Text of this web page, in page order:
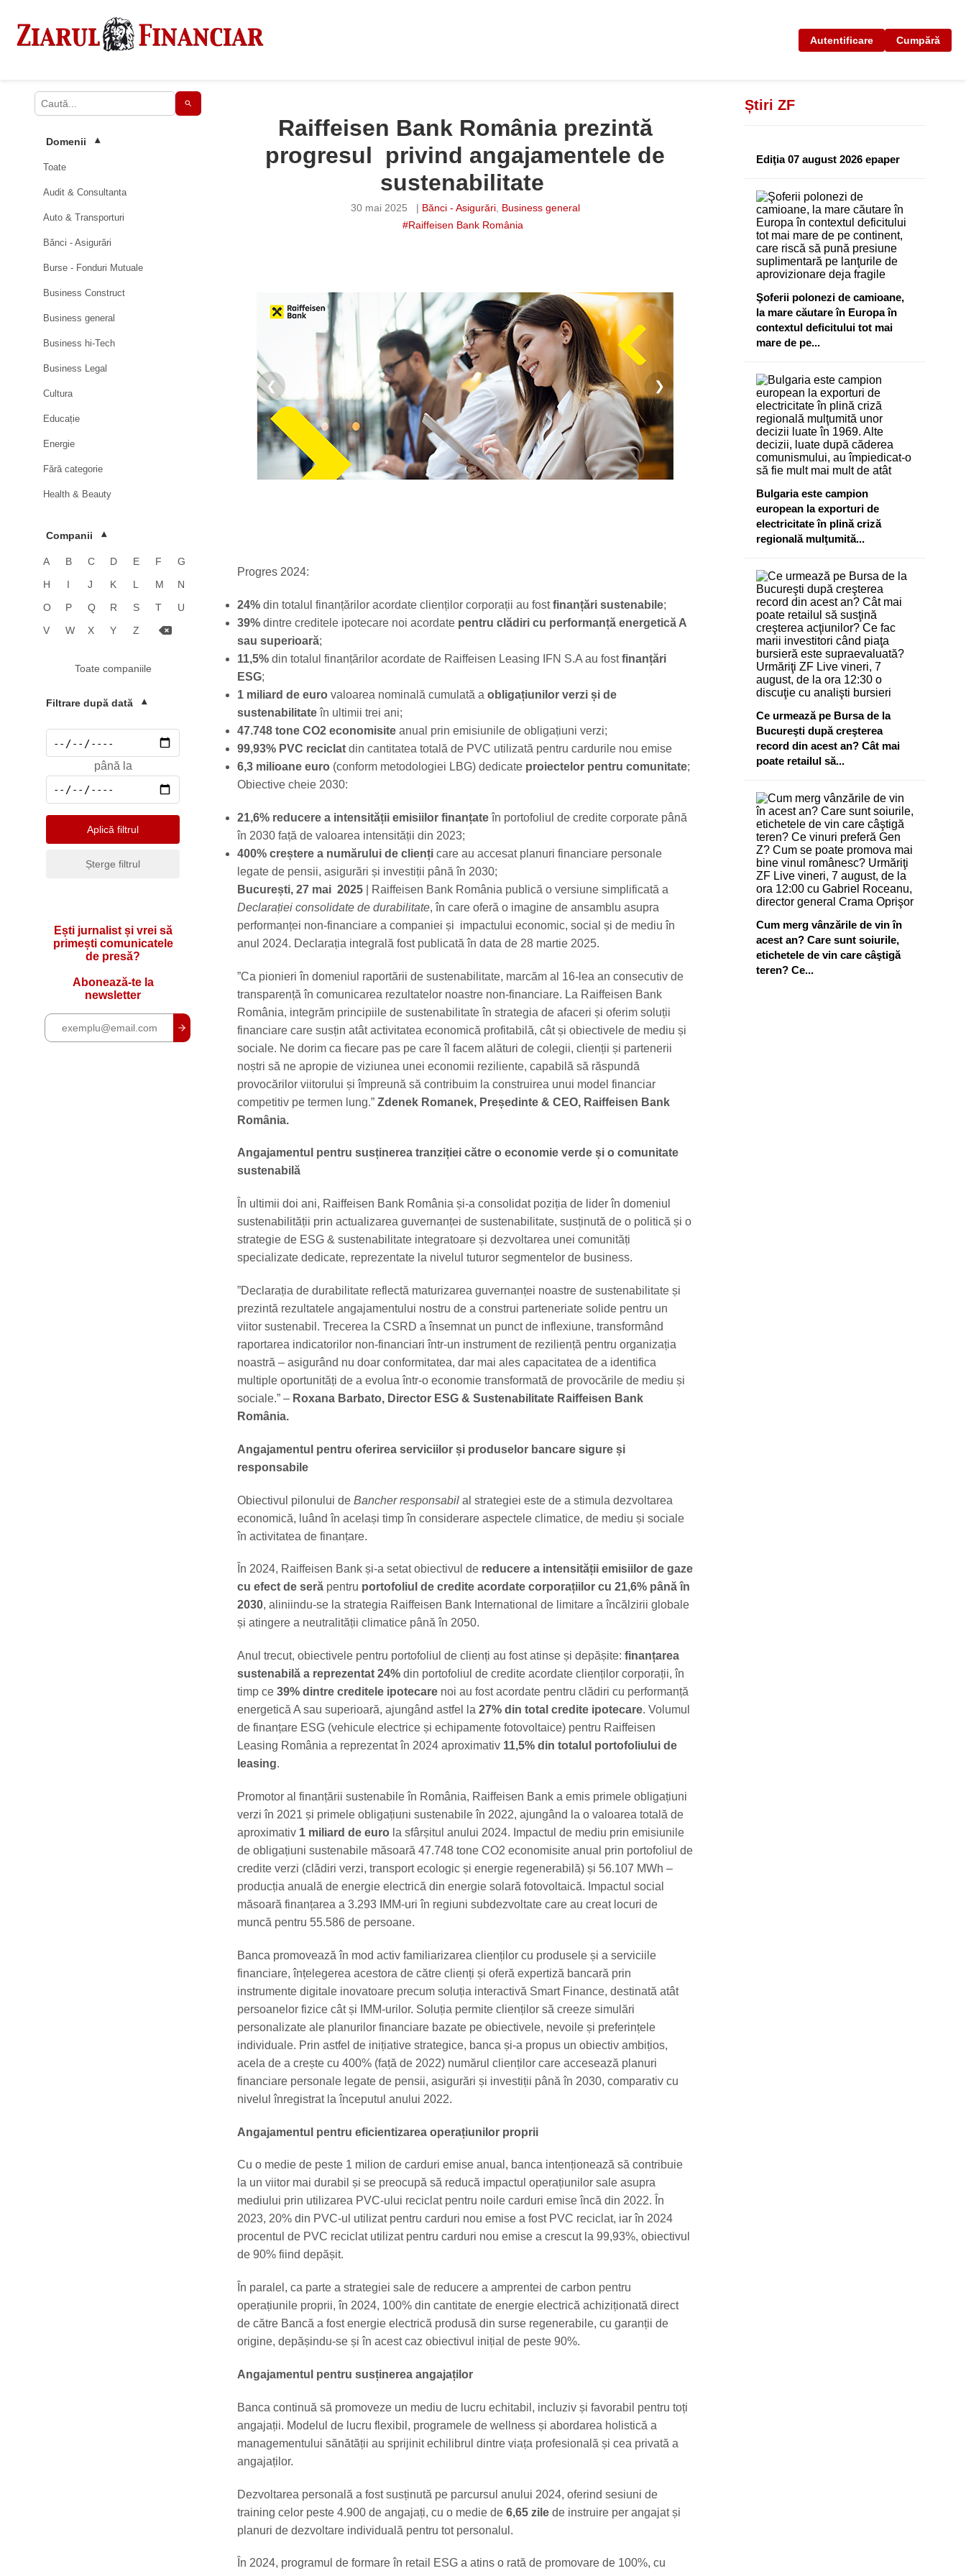
Autentificare Cumpără
Domenii ▾
Toate
Audit & Consultanta
Auto & Transporturi
Bănci - Asigurări
Burse - Fonduri Mutuale
Business Construct
Business general
Business hi-Tech
Business Legal
Cultura
Educație
Energie
Fără categorie
Health & Beauty
Imobiliare
Pharma & Sănătate
Social
Telecomunicatii
Companii ▾
A B C D E F
G
H
I J K L M
N
O
P Q R S T
U
V
W X Y Z
Toate companiile
Filtrare după dată ▾
până la
Aplică filtrul
Șterge filtrul
Ești jurnalist și vrei să
primești comunicatele
de presă?
Abonează-te la
newsletter
Raiffeisen Bank România prezintă
progresul privind angajamentele de
sustenabilitate
30 mai 2025 | Bănci - Asigurări, Business general
#Raiffeisen Bank România
❮ ❯
Progres 2024:
24% din totalul finanțărilor acordate clienților corporații au fostfinanțări sustenabile;
39% dintre creditele ipotecare noi acordate pentru clădiri cu performanță energetică A
sau superioară;
11,5% din totalul finanțărilor acordate de Raiffeisen Leasing IFN S.A au fostfinanțări
ESG;
1 miliard de euro valoarea nominală cumulată a obligațiunilor verzi și de
sustenabilitateîn ultimii trei ani;
47.748 tone CO2 economisite anual prin emisiunile de obligațiuni verzi;
99,93% PVC reciclat din cantitatea totală de PVC utilizată pentru cardurile nou emise
6,3 milioane euro (conform metodologiei LBG) dedicate proiectelor pentru comunitate;
Obiective cheie 2030:
21,6% reducere a intensității emisiilor finanțateîn portofoliul de credite corporate până
în 2030 față de valoarea intensității din 2023;
400% creștere a numărului de clienți care au accesat planuri financiare personale
legate de pensii, asigurări și investiții până în 2030;
București, 27 mai 2025 | Raiffeisen Bank România publică o versiune simplificată a
Declarației consolidate de durabilitate, în care oferă o imagine de ansamblu asupra
performanței non-financiare a companiei și impactului economic, social și de mediu în
anul 2024. Declarația integrală fost publicată în data de 28 martie 2025.
”Ca pionieri în domeniul raportării de sustenabilitate, marcăm al 16-lea an consecutiv de
transparență în comunicarea rezultatelor noastre non-financiare. La Raiffeisen Bank
România, integrăm principiile de sustenabilitate în strategia de afaceri și oferim soluții
financiare care susțin atât activitatea economică profitabilă, cât și obiectivele de mediu și
sociale. Ne dorim ca fiecare pas pe care îl facem alături de colegii, clienții și partenerii
noștri să ne apropie de viziunea unei economii reziliente, capabilă să răspundă
provocărilor viitorului și împreună să contribuim la construirea unui model financiar
competitiv pe termen lung.” Zdenek Romanek, Președinte & CEO, Raiffeisen Bank
România.
Angajamentul pentru susținerea tranziției către o economie verde și o comunitate
sustenabilă
În ultimii doi ani, Raiffeisen Bank România și-a consolidat poziția de lider în domeniul
sustenabilității prin actualizarea guvernanței de sustenabilitate, susținută de o politică și o
strategie de ESG & sustenabilitate integratoare și dezvoltarea unei comunități
specializate dedicate, reprezentate la nivelul tuturor segmentelor de business.
”Declarația de durabilitate reflectă maturizarea guvernanței noastre de sustenabilitate și
prezintă rezultatele angajamentului nostru de a construi parteneriate solide pentru un
viitor sustenabil. Trecerea la CSRD a însemnat un punct de inflexiune, transformând
raportarea indicatorilor non-financiari într-un instrument de reziliență pentru organizația
noastră – asigurând nu doar conformitatea, dar mai ales capacitatea de a identifica
multiple oportunități de a evolua într-o economie transformată de provocările de mediu și
sociale.” – Roxana Barbato, Director ESG & Sustenabilitate Raiffeisen Bank
România.
Angajamentul pentru oferirea serviciilor și produselor bancare sigure și
responsabile
Obiectivul pilonului de Bancher responsabil al strategiei este de a stimula dezvoltarea
economică, luând în același timp în considerare aspectele climatice, de mediu și sociale
în activitatea de finanțare.
În 2024, Raiffeisen Bank și-a setat obiectivul de reducere a intensității emisiilor de gaze
cu efect de seră pentru portofoliul de credite acordate corporațiilor cu 21,6% până în
2030, aliniindu-se la strategia Raiffeisen Bank International de limitare a încălzirii globale
și atingere a neutralității climatice până în 2050.
Anul trecut, obiectivele pentru portofoliul de clienți au fost atinse și depășite: finanțarea
sustenabilă a reprezentat 24% din portofoliul de credite acordate clienților corporații, în
timp ce 39% dintre creditele ipotecare noi au fost acordate pentru clădiri cu performanță
energetică A sau superioară, ajungând astfel la 27% din total credite ipotecare. Volumul
de finanțare ESG (vehicule electrice și echipamente fotovoltaice) pentru Raiffeisen
Leasing România a reprezentat în 2024 aproximativ 11,5% din totalul portofoliului de
leasing.
Promotor al finanțării sustenabile în România, Raiffeisen Bank a emis primele obligațiuni
verzi în 2021 și primele obligațiuni sustenabile în 2022, ajungând la o valoarea totală de
aproximativ 1 miliard de euro la sfârșitul anului 2024. Impactul de mediu prin emisiunile
de obligațiuni sustenabile măsoară 47.748 tone CO2 economisite anual prin portofoliul de
credite verzi (clădiri verzi, transport ecologic și energie regenerabilă) și 56.107 MWh –
producția anuală de energie electrică din energie solară fotovoltaică. Impactul social
măsoară finanțarea a 3.293 IMM-uri în regiuni subdezvoltate care au creat locuri de
muncă pentru 55.586 de persoane.
Banca promovează în mod activ familiarizarea clienților cu produsele și a serviciile
financiare, înțelegerea acestora de către clienți și oferă expertiză bancară prin
instrumente digitale inovatoare precum soluția interactivă Smart Finance, destinată atât
persoanelor fizice cât și IMM-urilor. Soluția permite clienților să creeze simulări
personalizate ale planurilor financiare bazate pe obiectivele, nevoile și preferințele
individuale. Prin astfel de inițiative strategice, banca și-a propus un obiectiv ambițios,
acela de a crește cu 400% (față de 2022) numărul clienților care accesează planuri
financiare personale legate de pensii, asigurări și investiții până în 2030, comparativ cu
nivelul înregistrat la începutul anului 2022.
Angajamentul pentru eficientizarea operațiunilor proprii
Cu o medie de peste 1 milion de carduri emise anual, banca intenționează să contribuie
la un viitor mai durabil și se preocupă să reducă impactul operațiunilor sale asupra
mediului prin utilizarea PVC-ului reciclat pentru noile carduri emise încă din 2022. În
2023, 20% din PVC-ul utilizat pentru carduri nou emise a fost PVC reciclat, iar în 2024
procentul de PVC reciclat utilizat pentru carduri nou emise a crescut la 99,93%, obiectivul
de 90% fiind depășit.
În paralel, ca parte a strategiei sale de reducere a amprentei de carbon pentru
operațiunile proprii, în 2024, 100% din cantitate de energie electrică achiziționată direct
de către Bancă a fost energie electrică produsă din surse regenerabile, cu garanții de
origine, depășindu-se și în acest caz obiectivul inițial de peste 90%.
Angajamentul pentru susținerea angajaților
Banca continuă să promoveze un mediu de lucru echitabil, incluziv și favorabil pentru toți
angajații. Modelul de lucru flexibil, programele de wellness și abordarea holistică a
managementului sănătății au sprijinit echilibrul dintre viața profesională și cea privată a
angajaților.
Dezvoltarea personală a fost susținută pe parcursul anului 2024, oferind sesiuni de
training celor peste 4.900 de angajați, cu o medie de 6,65 zile de instruire per angajat și
planuri de dezvoltare individuală pentru tot personalul.
În 2024, programul de formare în retail ESG a atins o rată de promovare de 100%, cu
Știri ZF
Ediţia 07 august 2026 epaper
Şoferii polonezi de camioane,
la mare căutare în Europa în
contextul deficitului tot mai
mare de pe...
Bulgaria este campion
european la exporturi de
electricitate în plină criză
regională mulţumită...
Ce urmează pe Bursa de la
Bucureşti după creşterea
record din acest an? Cât mai
poate retailul să...
Cum merg vânzările de vin în
acest an? Care sunt soiurile,
etichetele de vin care câştigă
teren? Ce...